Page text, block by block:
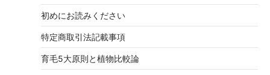
初めにお読みください
特定商取引法記載事項
育毛5大原則と植物比較論